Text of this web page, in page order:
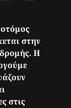
στην
Η
στις